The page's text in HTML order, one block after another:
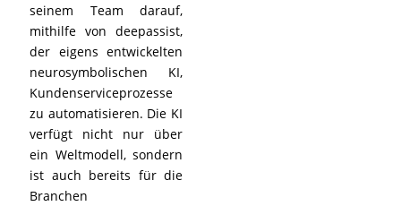
seinem Team darauf,
mithilfe von deepassist,
der eigens entwickelten
neurosymbolischen KI,
Kundenserviceprozesse
zu automatisieren. Die KI
verfügt nicht nur über
ein Weltmodell, sondern
ist auch bereits für die
Branchen